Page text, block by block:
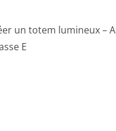
un totem lumineux –
E